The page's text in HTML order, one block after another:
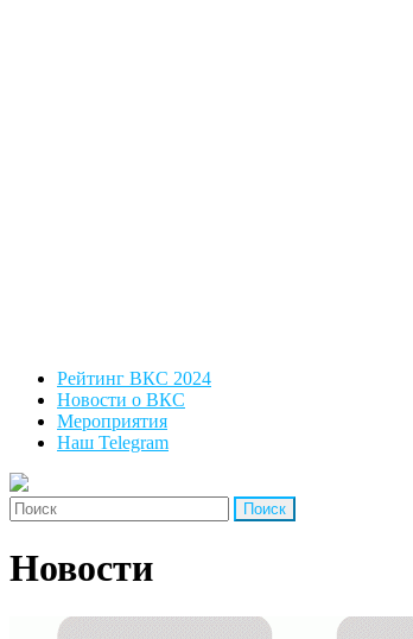
Рейтинг ВКС 2024
Новости о ВКС
Мероприятия
Наш Telegram
'Найти:
Новости